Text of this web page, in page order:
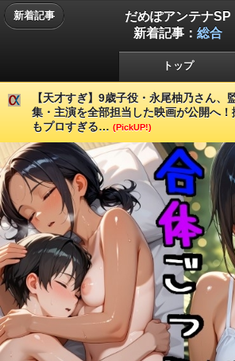
新着記事
だめぽアンテナSP
新着記事： 総合
トップ
【天才すぎ】9歳子役・永尾柚乃さん、
集・主演を全部担当した映画が公開へ
もプロすぎる… (PickUP!)